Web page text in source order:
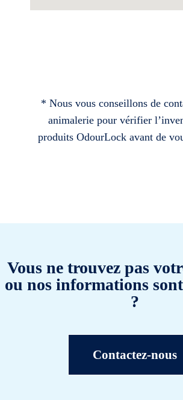
* Nous vous conseillons de
animalerie pour vérifier
produits OdourLock avant de
Vous ne trouvez pas
ou nos informations
?
Contactez-nous